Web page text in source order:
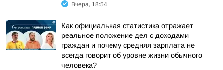
Вчера, 18:54
Как официальная статистика отражает
реальное положение дел с доходами
граждан и почему средняя зарплата не
всегда говорит об уровне жизни обычного
человека?